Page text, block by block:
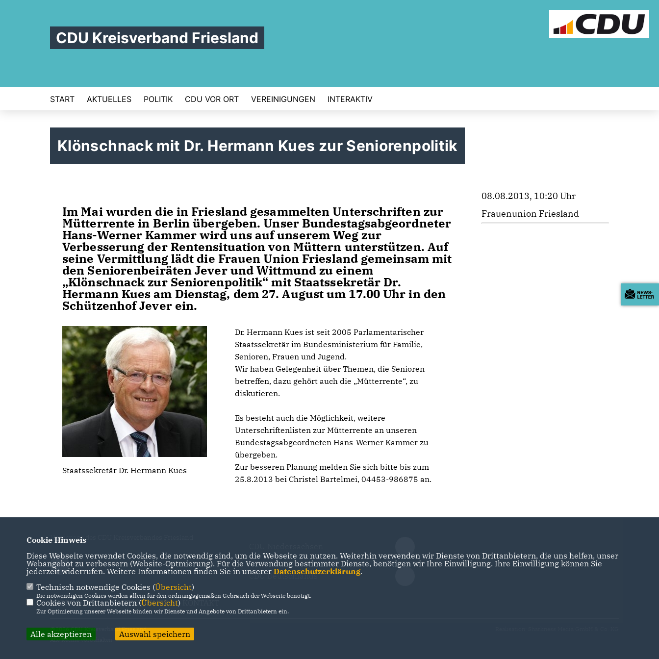
CDU Kreisverband Friesland
START AKTUELLES POLITIK CDU VOR ORT VEREINIGUNGEN INTERAKTIV
Klönschnack mit Dr. Hermann Kues zur Seniorenpolitik
Im Mai wurden die in Friesland gesammelten Unterschriften zur
Mütterrente in Berlin übergeben. Unser Bundestagsabgeordneter
Hans-Werner Kammer wird uns auf unserem Weg zur
Verbesserung der Rentensituation von Müttern unterstützen. Auf
seine Vermittlung lädt die Frauen Union Friesland gemeinsam mit
den Seniorenbeiräten Jever und Wittmund zu einem
Klönschnack zur Seniorenpolitik“ mit Staatssekretär Dr.
Hermann Kuesam Dienstag, dem 27. August um 17.00 Uhr in den
Schützenhof Jever ein.
Staatssekretär Dr. Hermann Kues
Dr. Hermann Kues ist seit 2005 Parlamentarischer
Staatssekretär im Bundesministerium für Familie,
Senioren, Frauen und Jugend.
Wir haben Gelegenheit über Themen, die Senioren
betreffen, dazu gehört auch die „Mütterrente“, zu
diskutieren.
Es besteht auch die Möglichkeit, weitere
Unterschriftenlisten zur Mütterrente an unseren
Bundestagsabgeordneten Hans-Werner Kammer zu
übergeben.
Zur besseren Planung melden Sie sich bitte bis zum
25.8.2013 bei Christel Bartelmei, 04453-986875 an.
08.08.2013, 10:20 Uhr
Frauenunion Friesland
Homepage des CDU Kreisverbandes Friesland
IMPRESSUM DATENSCHUTZ
CDU Deutschlands
@2026 CDU Kreisverband Friesland
Alle Rechte vorbehalten.
Cookie Hinweis
Diese Webseite verwendet Cookies, die notwendig sind, um die Webseite zu nutzen. Weiterhin verwenden wir Dienste von Drittanbietern, die uns helfen, unser
Webangebot zu verbessern (Website-Optmierung). Für die Verwendung bestimmter Dienste, benötigen wir Ihre Einwilligung. Ihre Einwilligung können Sie
jederzeit widerrufen. Weitere Informationen finden Sie in unserer Datenschutzerklärung.
Technisch notwendige Cookies (Übersicht)
Die notwendigen Cookies werden allein für den ordnungsgemäßen Gebrauch der Webseite benötigt.
Cookies von Drittanbietern (Übersicht)
Zur Optimierung unserer Webseite binden wir Dienste und Angebote von Drittanbietern ein.
Alle akzeptieren Auswahl speichern